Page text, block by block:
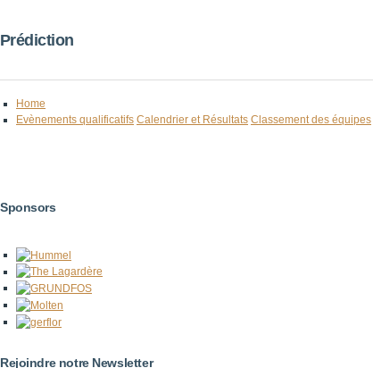
Prédiction
Home
Evènements qualificatifs Calendrier et Résultats Classement des équipes
Sponsors
Rejoindre notre Newsletter